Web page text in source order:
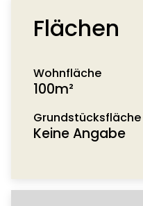
Flächen
Wohnfläche
100m²
Grundstücksfläche
Keine Angabe